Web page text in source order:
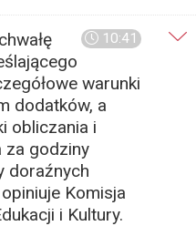
10:41
warunki
dodatków, a
obliczania i
za godziny
doraźnych
Komisja
i Kultury.